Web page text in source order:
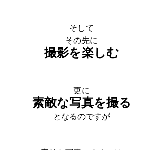
そして
その先に
撮影を楽しむ
更に
素敵な写真を撮る
となるのですが